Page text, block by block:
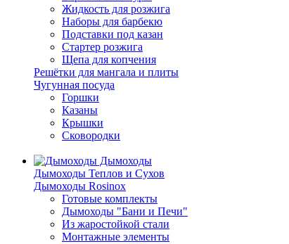
Жидкость для розжига
Наборы для барбекю
Подставки под казан
Стартер розжига
Щепа для копчения
Решётки для мангала и плиты
Чугунная посуда
Горшки
Казаны
Крышки
Сковородки
Дымоходы
Дымоходы Теплов и Сухов
Дымоходы Rosinox
Готовые комплекты
Дымоходы "Бани и Печи"
Из жаростойкой стали
Монтажные элементы